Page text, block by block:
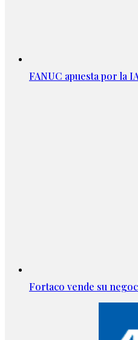
FANUC apuesta por la
Fortaco vende su